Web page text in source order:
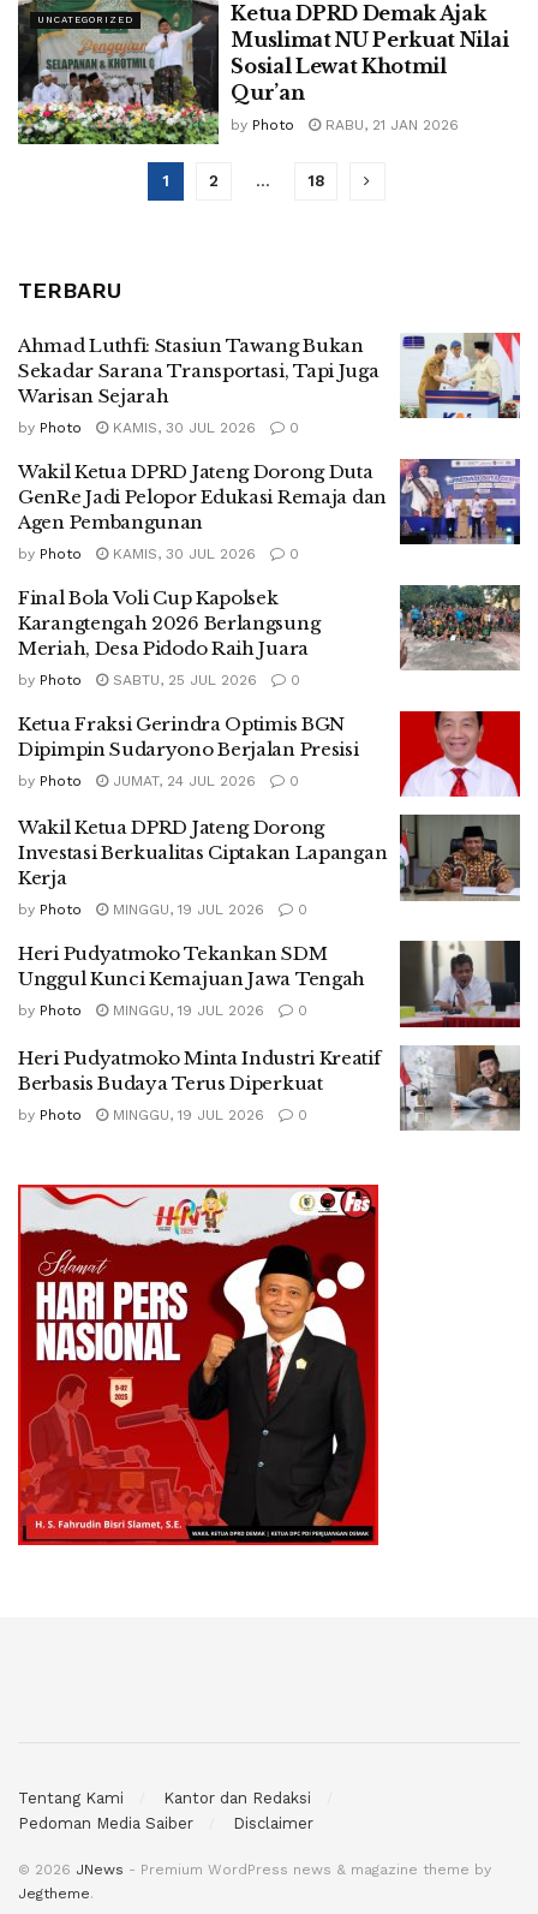
UNCATEGORIZED
Ketua DPRD Demak Ajak
Muslimat NU Perkuat Nilai
Sosial Lewat Khotmil
Qur’an
by Photo RABU, 21 JAN 2026
1 2 … 18
TERBARU
Ahmad Luthfi: Stasiun Tawang Bukan
Sekadar Sarana Transportasi, Tapi Juga
Warisan Sejarah
by Photo KAMIS, 30 JUL 2026 0
Wakil Ketua DPRD Jateng Dorong Duta
GenRe Jadi Pelopor Edukasi Remaja dan
Agen Pembangunan
by Photo KAMIS, 30 JUL 2026 0
Final Bola Voli Cup Kapolsek
Karangtengah 2026 Berlangsung
Meriah, Desa Pidodo Raih Juara
by Photo SABTU, 25 JUL 2026 0
Ketua Fraksi Gerindra Optimis BGN
Dipimpin Sudaryono Berjalan Presisi
by Photo JUMAT, 24 JUL 2026 0
Wakil Ketua DPRD Jateng Dorong
Investasi Berkualitas Ciptakan Lapangan
Kerja
by Photo MINGGU, 19 JUL 2026 0
Heri Pudyatmoko Tekankan SDM
Unggul Kunci Kemajuan Jawa Tengah
by Photo MINGGU, 19 JUL 2026 0
Heri Pudyatmoko Minta Industri Kreatif
Berbasis Budaya Terus Diperkuat
by Photo MINGGU, 19 JUL 2026 0
Tentang Kami
Kantor dan Redaksi
Pedoman Media Saiber
Disclaimer
© 2026 JNews - Premium WordPress news & magazine theme by
Jegtheme.